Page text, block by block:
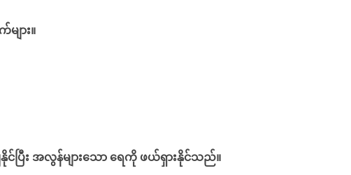
ျား။
ြီး အလွန်များသော ရေကို ဖယ်ရှားနိုင်သည်။